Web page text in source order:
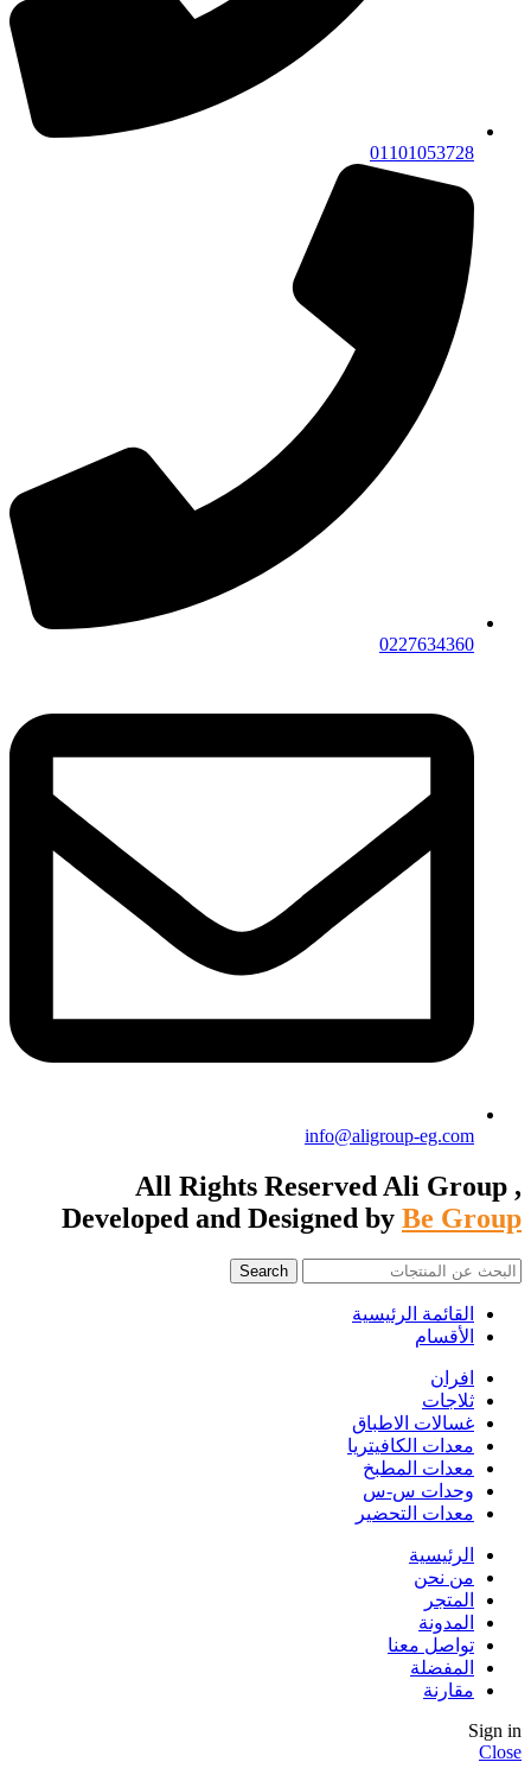
01101053728
0227634360
info@aligroup-eg.com
All Rights Reserved Ali Group ,
Developed and Designed by Be Group
Search
القائمة الرئيسية
الأقسام
افران
ثلاجات
غسالات الاطباق
معدات الكافيتريا
معدات المطبخ
وحدات س-س
معدات التحضير
الرئيسية
من نحن
المتجر
المدونة
تواصل معنا
المفضلة
مقارنة
Sign in
Close